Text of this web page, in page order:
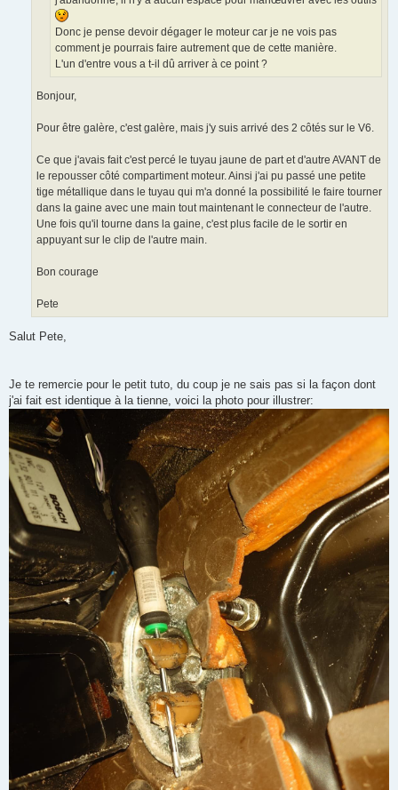
Donc je pense devoir dégager le moteur car je ne vois pas
comment je pourrais faire autrement que de cette manière.
L'un d'entre vous a t-il dû arriver à ce point ?
Bonjour,
Pour être galère, c'est galère, mais j'y suis arrivé des 2 côtés sur le V6.
Ce que j'avais fait c'est percé le tuyau jaune de part et d'autre AVANT de
le repousser côté compartiment moteur. Ainsi j'ai pu passé une petite
tige métallique dans le tuyau qui m'a donné la possibilité le faire tourner
dans la gaine avec une main tout maintenant le connecteur de l'autre.
Une fois qu'il tourne dans la gaine, c'est plus facile de le sortir en
appuyant sur le clip de l'autre main.
Bon courage
Pete
Salut Pete,
Je te remercie pour le petit tuto, du coup je ne sais pas si la façon dont
j'ai fait est identique à la tienne, voici la photo pour illustrer: